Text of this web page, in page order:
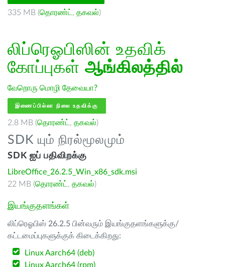
335 MB (தொரண்ட் , தகவல்)
லிப்ரெஓபிஸின் உதவிக்
கோப்புகள் ஆங்கிலத்தில்
வேறொரு மொழி தேவையா?
இணைப்பில்லா நிலை உதவிக்கு
2.8 MB (தொரண்ட் , தகவல்)
SDK யும் நிரல்மூலமும்
SDK ஐப் பதிவிறக்கு
LibreOffice_26.2.5_Win_x86_sdk.msi
22 MB (தொரண்ட் , தகவல்)
இயங்குதளங்கள்
லிப்ரெஓபிஸ் 26.2.5 பின்வரும் இயங்குதளங்களுக்கு/
கட்டமைப்புகளுக்குக் கிடைக்கிறது:
Linux Aarch64 (deb)
Linux Aarch64 (rpm)